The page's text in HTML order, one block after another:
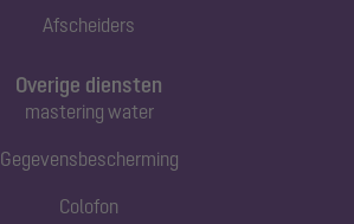
Afscheiders
Overige diensten
mastering water
Gegevensbescherming
Colofon